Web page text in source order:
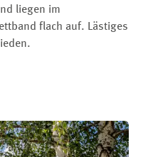
liegen im
flach auf. Lästiges